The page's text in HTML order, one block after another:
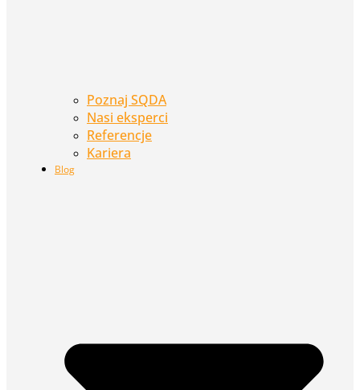
Poznaj SQDA
Nasi eksperci
Referencje
Kariera
Blog